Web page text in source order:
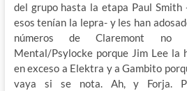
del grupo hasta la etapa Paul Smith
esos tenían la lepra- y les han
números de Claremont no
Mental/Psylocke porque Jim Lee la
en exceso a Elektra y a Gambito
vaya si se nota. Ah, y Forja.